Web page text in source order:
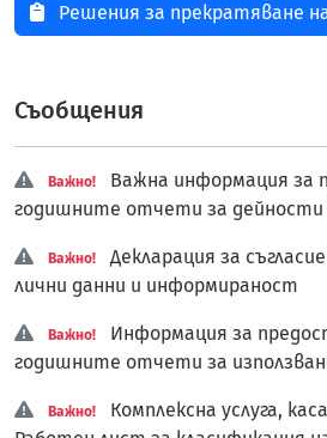
Решения за прекратяване
Съобщения
Важно!
Важна информация за
годишните отчети за дейности
Важно!
Декларация за
лични данни и информираност
Важно!
Информация за
годишните отчети за
Важно!
Комплексна услуга,